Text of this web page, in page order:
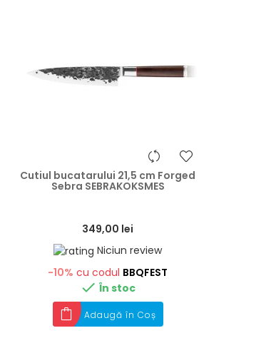
heart
Cutiul bucatarului 21,5 cm Forged
Sebra SEBRAKOKSMES
349,00 lei
Niciun review
-10% cu codul BBQFEST
 În stoc
Adaugă în Coș